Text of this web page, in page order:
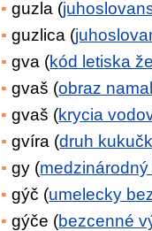
guzla (
guzlica (
gva (kód letiska
gvaš (obraz
gvaš (krycia
gvíra (druh
gy (
gýč (umelecky
gýče (bezcenné